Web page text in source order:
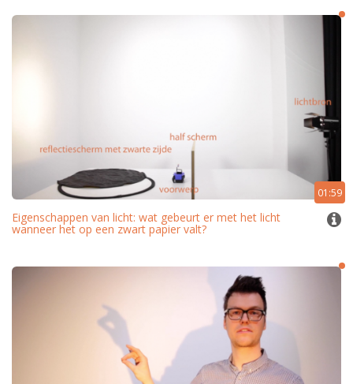
01:59
Eigenschappen van licht: wat gebeurt er met het licht
wanneer het op een zwart papier valt?